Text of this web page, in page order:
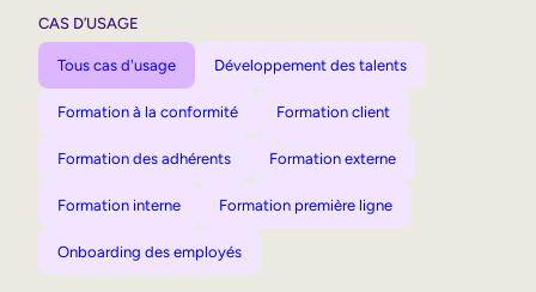
CAS D’USAGE
Tous cas d'usage Développement des talents
Formation à la conformité Formation client
Formation des adhérents Formation externe
Formation interne Formation première ligne
Onboarding des employés